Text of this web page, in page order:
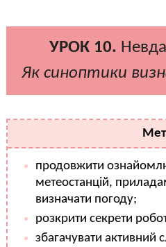
УРОК 10.
Як синоптики
продовжити
метеостанцій,
визначати погоду;
розкрити секрети
збагачувати активний